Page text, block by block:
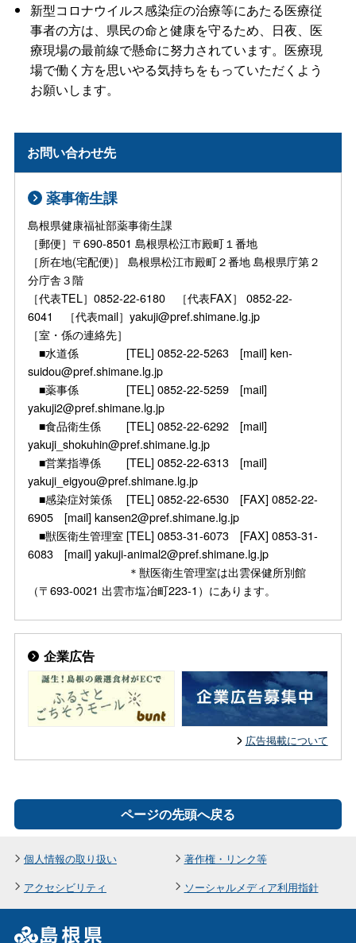
新型コロナウイルス感染症の治療等にあたる医療従
事者の方は、県民の命と健康を守るため、日夜、医
療現場の最前線で懸命に努力されています。医療現
場で働く方を思いやる気持ちをもっていただくよう
お願いします。
お問い合わせ先
薬事衛生課
島根県健康福祉部薬事衛生課
［郵便］〒690-8501 島根県松江市殿町１番地
［所在地(宅配便)］ 島根県松江市殿町２番地 島根県庁第２
分庁舎３階
［代表TEL］0852-22-6180 ［代表FAX］ 0852-22-
6041 ［代表mail］yakuji@pref.shimane.lg.jp
［室・係の連絡先］
■水道係 [TEL] 0852-22-5263 [mail] ken-
suidou@pref.shimane.lg.jp
■薬事係 [TEL] 0852-22-5259 [mail]
yakuji2@pref.shimane.lg.jp
■食品衛生係 [TEL] 0852-22-6292 [mail]
yakuji_shokuhin@pref.shimane.lg.jp
■営業指導係 [TEL] 0852-22-6313 [mail]
yakuji_eigyou@pref.shimane.lg.jp
■感染症対策係 [TEL] 0852-22-6530 [FAX] 0852-22-
6905 [mail] kansen2@pref.shimane.lg.jp
■獣医衛生管理室 [TEL] 0853-31-6073 [FAX] 0853-31-
6083 [mail] yakuji-animal2@pref.shimane.lg.jp
＊獣医衛生管理室は出雲保健所別館
（〒693-0021 出雲市塩冶町223-1）にあります。
企業広告
広告掲載について
ページの先頭へ戻る
個人情報の取り扱い
著作権・リンク等
アクセシビリティ
ソーシャルメディア利用指針